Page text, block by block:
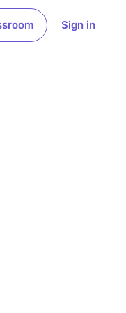
Sign in